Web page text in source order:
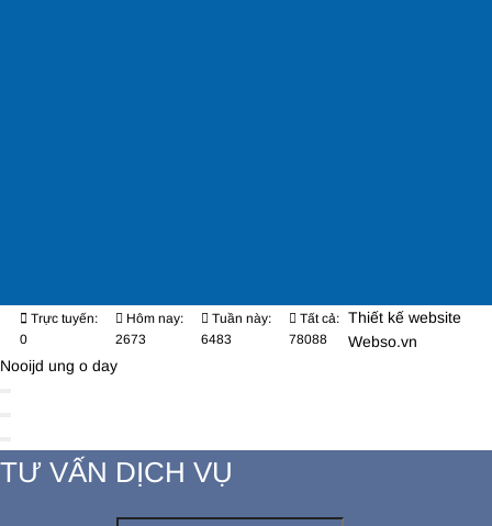
Trực tuyến:
0
Hôm nay:
2673
Tuần này:
6483
Tất cả:
78088
Thiết kế website
Webso.vn
Nooijd ung o day
TƯ VẤN DỊCH VỤ